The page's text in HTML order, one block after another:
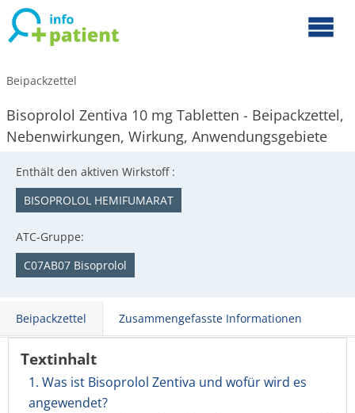
Beipackzettel
Bisoprolol Zentiva 10 mg Tabletten - Beipackzettel,
Nebenwirkungen, Wirkung, Anwendungsgebiete
Enthält den aktiven Wirkstoff :
BISOPROLOL HEMIFUMARAT
ATC-Gruppe:
C07AB07 Bisoprolol
Beipackzettel Zusammengefasste Informationen
Textinhalt
1. Was ist Bisoprolol Zentiva und wofür wird es
angewendet?